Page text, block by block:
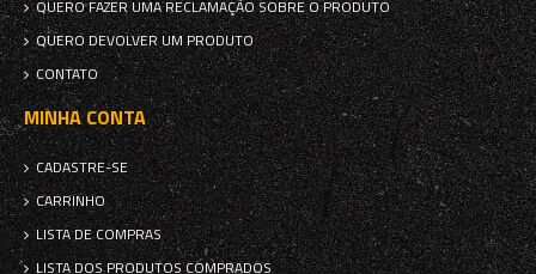
QUERO FAZER UMA RECLAMAÇÃO SOBRE O PRODUTO
QUERO DEVOLVER UM PRODUTO
CONTATO
MINHA CONTA
CADASTRE-SE
CARRINHO
LISTA DE COMPRAS
LISTA DOS PRODUTOS COMPRADOS